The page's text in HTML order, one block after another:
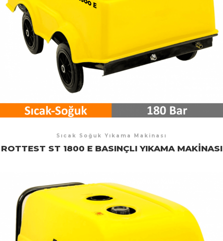
Sıcak Soğuk Yıkama Makinası
ROTTEST ST 1800 E BASINÇLI YIKAMA MAKINASI